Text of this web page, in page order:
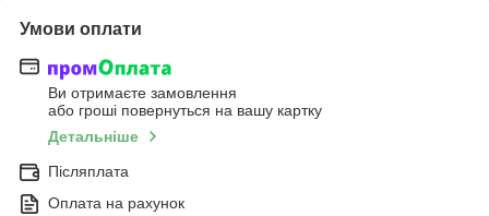
Умови оплати
Ви отримаєте замовлення
або гроші повернуться на вашу картку
Детальніше
Післяплата
Оплата на рахунок